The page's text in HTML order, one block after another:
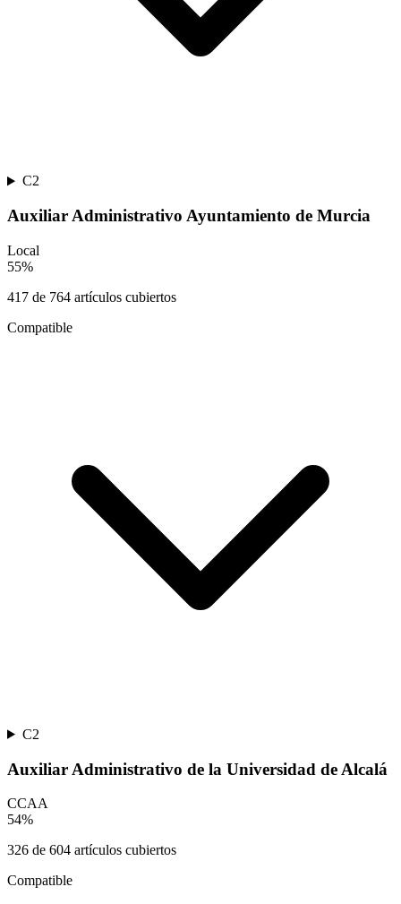
C2
Auxiliar Administrativo Ayuntamiento de Murcia
Local
55%
417 de 764 artículos cubiertos
Compatible
C2
Auxiliar Administrativo de la Universidad de Alcalá
CCAA
54%
326 de 604 artículos cubiertos
Compatible